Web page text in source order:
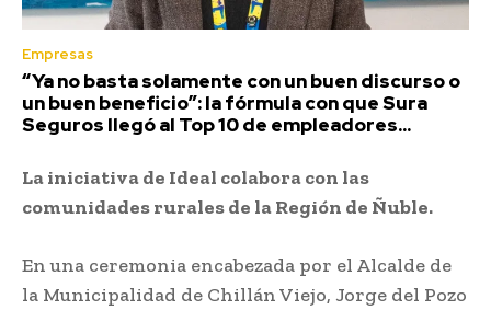
Empresas
“Ya no basta solamente con un buen discurso o
un buen beneficio”: la fórmula con que Sura
Seguros llegó al Top 10 de empleadores...
La iniciativa de Ideal colabora con las
comunidades rurales de la Región de Ñuble.
En una ceremonia encabezada por el Alcalde de
la Municipalidad de Chillán Viejo, Jorge del Pozo